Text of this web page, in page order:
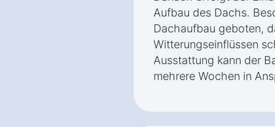
Aufbau des Dachs.
Dachaufbau geboten,
Witterungseinflüssen
Ausstattung kann der
mehrere Wochen in